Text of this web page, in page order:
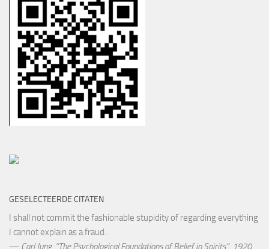
GESELECTEERDE CITATEN
I shall not commit the fashionable stupidity of regarding everything
I cannot explain as a fraud.
— Carl Jung, “The Psychological Foundations of Belief in Spirits”, 1920